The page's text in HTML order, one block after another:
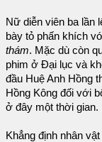
Nữ diễn viên ba lần
bày tỏ phấn khích
thám. Mặc dù còn
phim ở Đại lục và
đầu Huệ Anh Hồng
Hồng Kông đối với
ở đây một thời gian.
Khẳng định nhân